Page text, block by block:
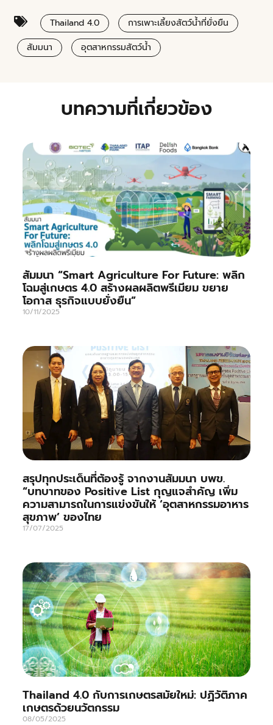
Thailand 4.0
การเพาะเลี้ยงสัตว์น้ำที่ยั่งยืน
สัมมนา
อุตสาหกรรมสัตว์น้ำ
บทความที่เกี่ยวข้อง
สัมมนา “Smart Agriculture For Future: พลิก
โฉมสู่เกษตร 4.0 สร้างผลผลิตพรีเมียม ขยาย
โอกาส ธุรกิจแบบยั่งยืน”
10/11/2025
สรุปทุกประเด็นที่ต้องรู้ จากงานสัมมนา บพข.
“บทบาทของ Positive List กุญแจสำคัญ เพิ่ม
ความสามารถในการแข่งขันให้ ‘อุตสาหกรรมอาหาร
สุขภาพ’ ของไทย
17/07/2025
Thailand 4.0 กับการเกษตรสมัยใหม่: ปฏิวัติภาค
เกษตรด้วยนวัตกรรม
08/05/2025